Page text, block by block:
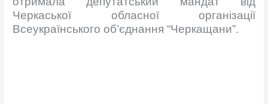
Черкаської обласної організації
Всеукраїнського об’єднання “Черкащани”.